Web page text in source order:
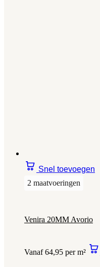
Snel toevoegen
2 maatvoeringen
Venira 20MM Avorio
Vanaf 64,95 per m²